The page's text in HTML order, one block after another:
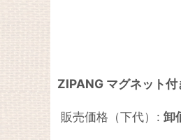
ZIPANG マグネット
販売価格（下代） : 卸